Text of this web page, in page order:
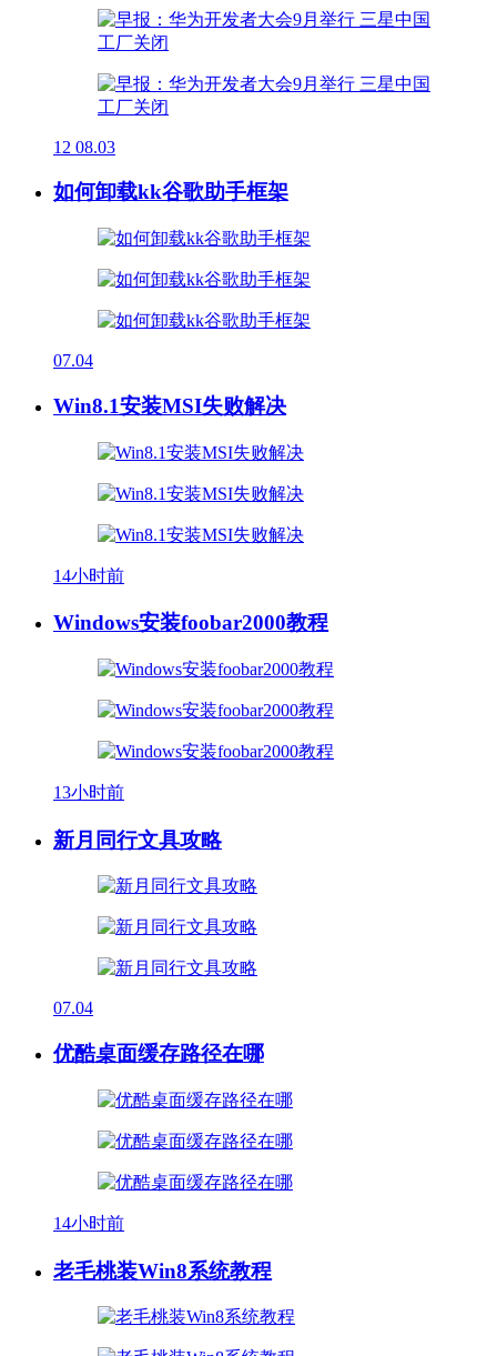
12 08.03
如何卸载kk谷歌助手框架
07.04
Win8.1安装MSI失败解决
14小时前
Windows安装foobar2000教程
13小时前
新月同行文具攻略
07.04
优酷桌面缓存路径在哪
14小时前
老毛桃装Win8系统教程